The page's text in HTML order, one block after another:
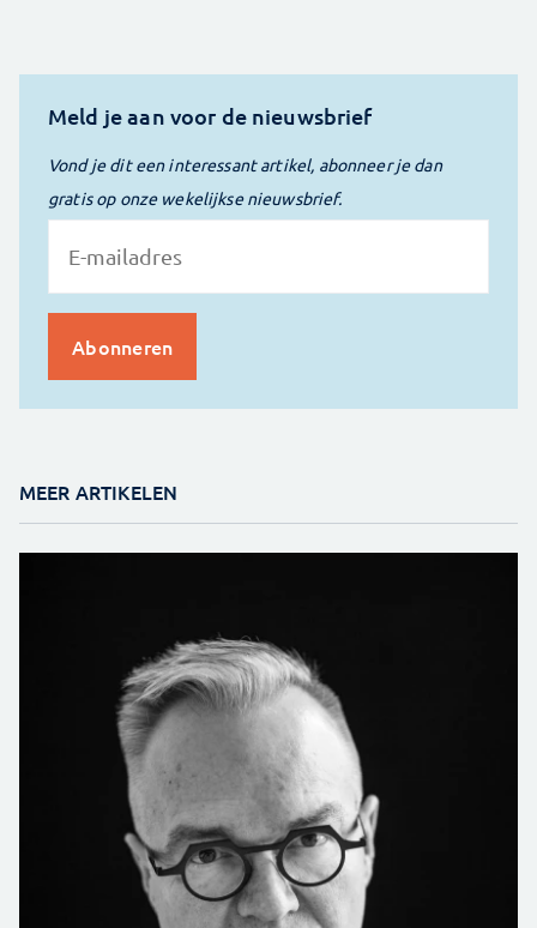
Meld je aan voor de nieuwsbrief
Vond je dit een interessant artikel, abonneer je dan
gratis op onze wekelijkse nieuwsbrief.
MEER ARTIKELEN